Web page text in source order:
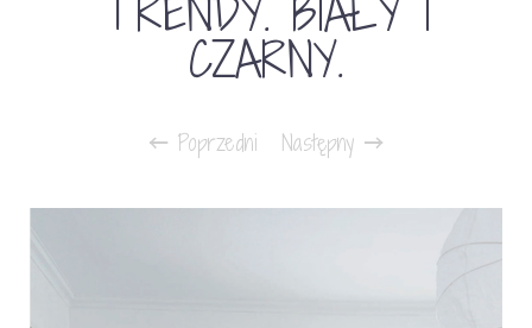
TRENDY. BIAŁY I
CZARNY.
Poprzedni Następny